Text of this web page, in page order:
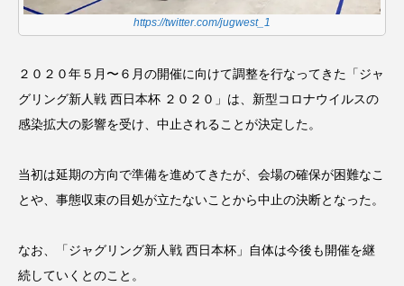
https://twitter.com/jugwest_1
２０２０年５月〜６月の開催に向けて調整を行なってきた「ジャ
グリング新人戦 西日本杯 ２０２０」は、新型コロナウイルスの
感染拡大の影響を受け、中止されることが決定した。
当初は延期の方向で準備を進めてきたが、会場の確保が困難なこ
とや、事態収束の目処が立たないことから中止の決断となった。
なお、「ジャグリング新人戦 西日本杯」自体は今後も開催を継
続していくとのこと。